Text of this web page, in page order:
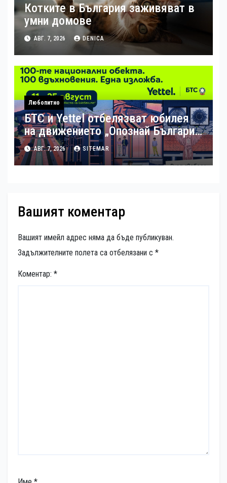
Котките в България заживяват в
умни домове
АВГ. 7, 2026 DENICA
Любопитно
БТС и Yettel отбелязват юбилея
на движението „Опознай България
– 100 национални туристически
обекта“ със специална изложба в
София
АВГ. 7, 2026 SITEMAR
Вашият коментар
Вашият имейл адрес няма да бъде публикуван.
Задължителните полета са отбелязани с *
Коментар: *